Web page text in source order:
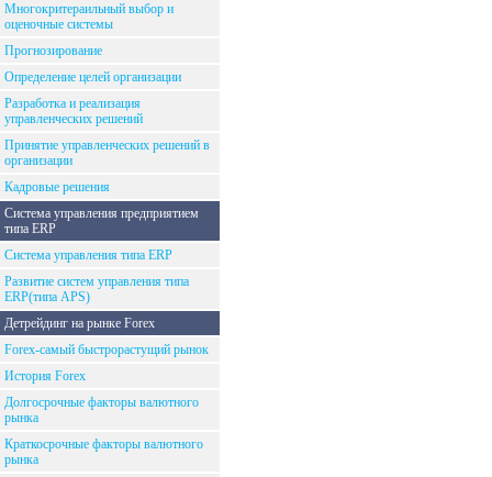
Многокритераильный выбор и
оценочные системы
Прогнозирование
Определение целей организации
Разработка и реализация
управленческих решений
Принятие управленческих решений в
организации
Кадровые решения
Система управления предприятием
типа ERP
Система управления типа ERP
Развитие систем управления типа
ERP(типа APS)
Детрейдинг на рынке Forex
Forex-самый быстрорастущий рынок
История Forex
Долгосрочные факторы валютного
рынка
Краткосрочные факторы валютного
рынка